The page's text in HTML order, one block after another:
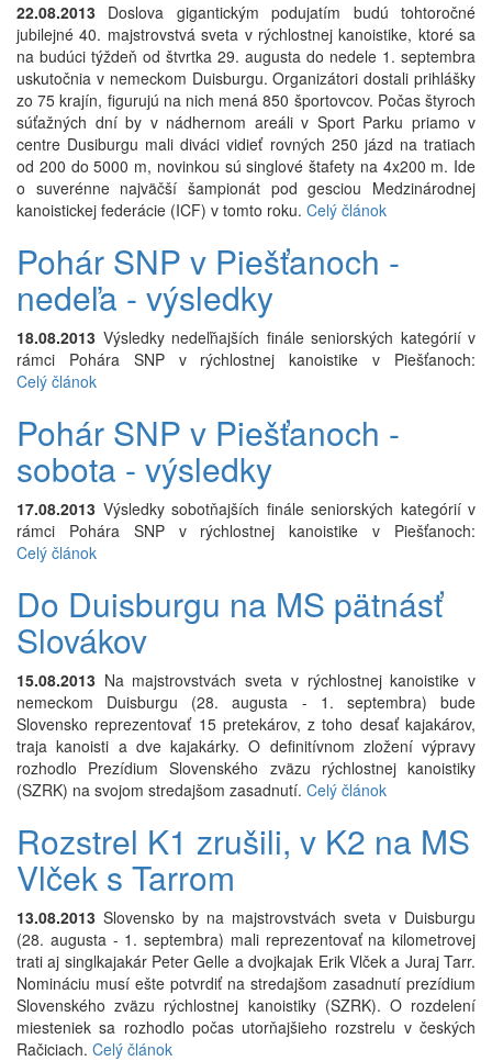
22.08.2013 Doslova gigantickým podujatím budú tohtoročné
jubilejné 40. majstrovstvá sveta v rýchlostnej kanoistike, ktoré sa
na budúci týždeň od štvrtka 29. augusta do nedele 1. septembra
uskutočnia v nemeckom Duisburgu. Organizátori dostali prihlášky
zo 75 krajín, figurujú na nich mená 850 športovcov. Počas štyroch
súťažných dní by v nádhernom areáli v Sport Parku priamo v
centre Dusiburgu mali diváci vidieť rovných 250 jázd na tratiach
od 200 do 5000 m, novinkou sú singlové štafety na 4x200 m. Ide
o suverénne najväčší šampionát pod gesciou Medzinárodnej
kanoistickej federácie (ICF) v tomto roku. Celý článok
Pohár SNP v Piešťanoch -
nedeľa - výsledky
18.08.2013 Výsledky nedeľňajších finále seniorských kategórií v
rámci Pohára SNP v rýchlostnej kanoistike v Piešťanoch:
Celý článok
Pohár SNP v Piešťanoch -
sobota - výsledky
17.08.2013 Výsledky sobotňajších finále seniorských kategórií v
rámci Pohára SNP v rýchlostnej kanoistike v Piešťanoch:
Celý článok
Do Duisburgu na MS pätnásť
Slovákov
15.08.2013 Na majstrovstvách sveta v rýchlostnej kanoistike v
nemeckom Duisburgu (28. augusta - 1. septembra) bude
Slovensko reprezentovať 15 pretekárov, z toho desať kajakárov,
traja kanoisti a dve kajakárky. O definitívnom zložení výpravy
rozhodlo Prezídium Slovenského zväzu rýchlostnej kanoistiky
(SZRK) na svojom stredajšom zasadnutí. Celý článok
Rozstrel K1 zrušili, v K2 na MS
Vlček s Tarrom
13.08.2013 Slovensko by na majstrovstvách sveta v Duisburgu
(28. augusta - 1. septembra) mali reprezentovať na kilometrovej
trati aj singlkajakár Peter Gelle a dvojkajak Erik Vlček a Juraj Tarr.
Nomináciu musí ešte potvrdiť na stredajšom zasadnutí prezídium
Slovenského zväzu rýchlostnej kanoistiky (SZRK). O rozdelení
miesteniek sa rozhodlo počas utorňajšieho rozstrelu v českých
Račiciach. Celý článok